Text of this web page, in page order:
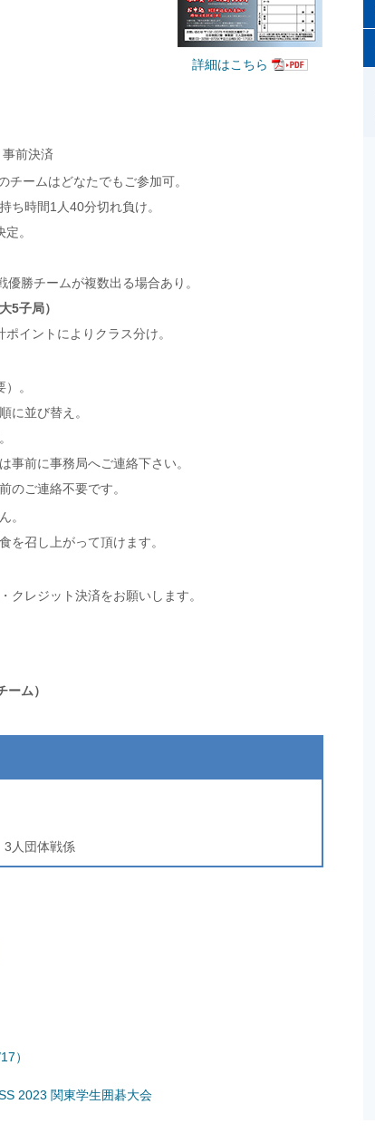
詳細はこちら
前決済
ームはどなたでもご参加可。
ち時間1人40分切れ負け。
。
勝チームが複数出る場合あり。
5子局）
イントによりクラス分け。
。
に並び替え。
事前に事務局へご連絡下さい。
ご連絡不要です。
。
を召し上がって頂けます。
クレジット決済をお願いします。
ム）
人団体戦係
）
2023 関東学生囲碁大会